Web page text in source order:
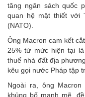
tăng ngân sách quốc
quan hệ mật thiết với
(NATO).
Ông Macron cam kết
25% từ mức hiện tại
thuế nhà đất địa
kêu gọi nước Pháp tập
Ngoài ra, ông
khủng bố mạnh mẽ,